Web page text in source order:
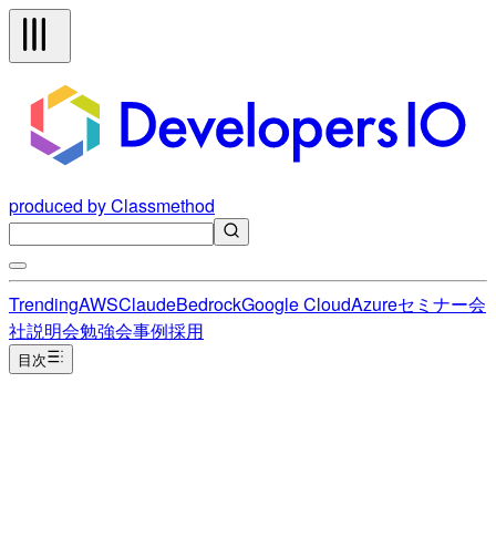
produced by Classmethod
TrendingAWSClaudeBedrockGoogle CloudAzureセミナー会
社説明会勉強会事例採用
目次